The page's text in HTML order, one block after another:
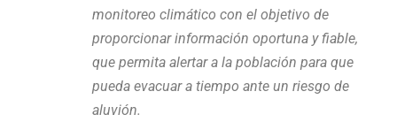
monitoreo climático con el objetivo de
proporcionar información oportuna y fiable,
que permita alertar a la población para que
pueda evacuar a tiempo ante un riesgo de
aluvión.